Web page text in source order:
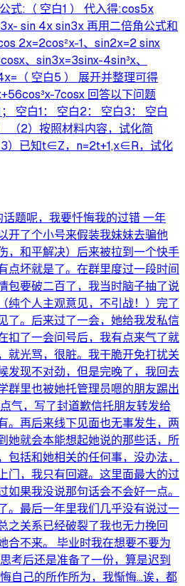
式:（ 空白1 ） 代入得:cos5x
sin 4x sin3x 再用二倍角公式和
2x=2cos²x-1、sin2x=2 sinx
、sin3x=3sinx-4sin³x、
（ 空白5 ） 展开并整理可得
7cosx 回答以下问题
空白1： 空白2： 空白3： 空白
（2）按照材料内容，试化简
）已知t∈Z，n=2t+1,x∈R，试化
题呢，我要忏悔我的过错 一年
开了个小号来假装我妹妹去骗他
，和平解决）后来被拉到一个快手
点坏就是了。在群里度过一段时间
包要破二百了，我当时脑子抽了说
纯个人主观意见，不引战！）完了
了。后来过了一会，她给我发私信
扣了一会问号后，我有点来气了就
就光骂，很脏。我干脆开免打扰关
发现不对劲，但是完晚了，我回去
群里也被她托管理员嗯的朋友踢出
气，写了封道歉信托朋友转发给
。再后来线下见面也无事发生，两
她就会本能想起她说的那些话，所
包括和她相关的任何事，没办法，
门，我只有回避。这里面最大的过
果我没说那句话会不会好一点。
。最后一年里我们几乎没有说过一
之关系已经破裂了我也无力挽回
合不来。 毕业时我在想要不要为
考后还是准备了一份，算是迟到
自己的所作所为，我惭悔…诶，都